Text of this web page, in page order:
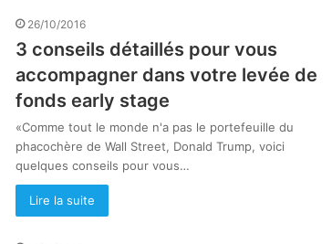
26/10/2016
3 conseils détaillés pour vous
accompagner dans votre levée de
fonds early stage
«Comme tout le monde n'a pas le portefeuille du
phacochère de Wall Street, Donald Trump, voici
quelques conseils pour vous…
Lire la suite